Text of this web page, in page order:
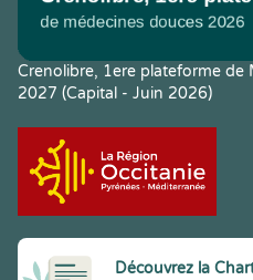
Crenolibre, 1ere plateforme de
2027 (Capital - Juin 2026)
Découvrez la